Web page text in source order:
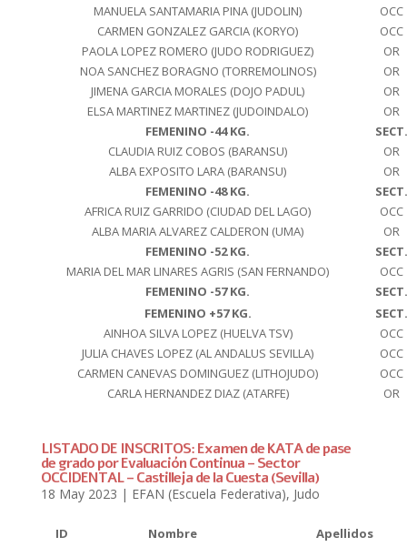
MANUELA SANTAMARIA PINA (JUDOLIN)
OCC
CARMEN GONZALEZ GARCIA (KORYO)
OCC
PAOLA LOPEZ ROMERO (JUDO RODRIGUEZ)
OR
NOA SANCHEZ BORAGNO (TORREMOLINOS)
OR
JIMENA GARCIA MORALES (DOJO PADUL)
OR
ELSA MARTINEZ MARTINEZ (JUDOINDALO)
OR
FEMENINO -44 KG.
SECT.
CLAUDIA RUIZ COBOS (BARANSU)
OR
ALBA EXPOSITO LARA (BARANSU)
OR
FEMENINO -48 KG.
SECT.
AFRICA RUIZ GARRIDO (CIUDAD DEL LAGO)
OCC
ALBA MARIA ALVAREZ CALDERON (UMA)
OR
FEMENINO -52 KG.
SECT.
MARIA DEL MAR LINARES AGRIS (SAN FERNANDO)
OCC
FEMENINO -57 KG.
SECT.
FEMENINO +57 KG.
SECT.
AINHOA SILVA LOPEZ (HUELVA TSV)
OCC
JULIA CHAVES LOPEZ (AL ANDALUS SEVILLA)
OCC
CARMEN CANEVAS DOMINGUEZ (LITHOJUDO)
OCC
CARLA HERNANDEZ DIAZ (ATARFE)
OR
LISTADO DE INSCRITOS: Examen de KATA de pase
de grado por Evaluación Continua – Sector
OCCIDENTAL – Castilleja de la Cuesta (Sevilla)
18 May 2023 | EFAN (Escuela Federativa), Judo
ID Nombre
Apellidos